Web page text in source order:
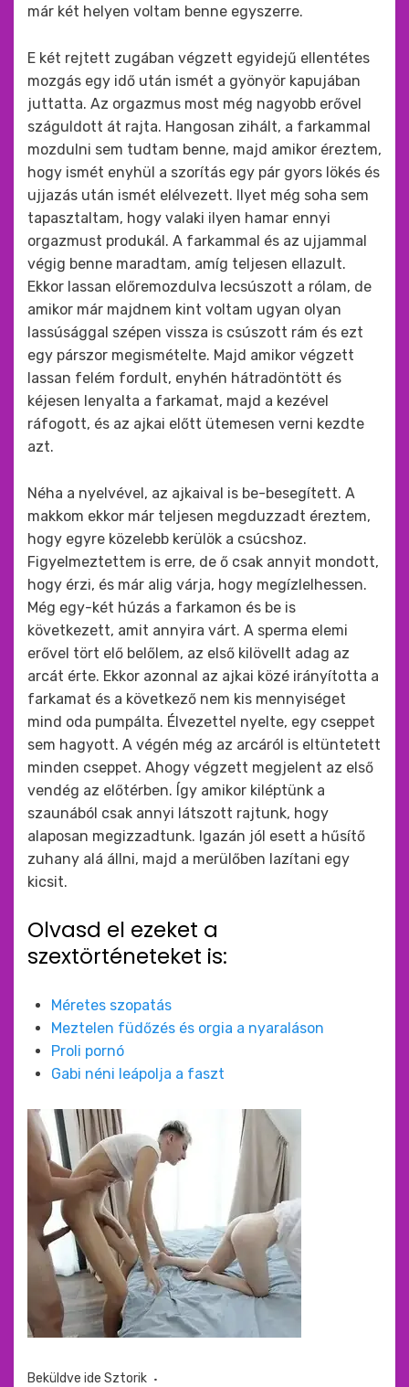
már két helyen voltam benne egyszerre.
E két rejtett zugában végzett egyidejű ellentétes
mozgás egy idő után ismét a gyönyör kapujában
juttatta. Az orgazmus most még nagyobb erővel
száguldott át rajta. Hangosan zihált, a farkammal
mozdulni sem tudtam benne, majd amikor éreztem,
hogy ismét enyhül a szorítás egy pár gyors lökés és
ujjazás után ismét elélvezett. Ilyet még soha sem
tapasztaltam, hogy valaki ilyen hamar ennyi
orgazmust produkál. A farkammal és az ujjammal
végig benne maradtam, amíg teljesen ellazult.
Ekkor lassan előremozdulva lecsúszott a rólam, de
amikor már majdnem kint voltam ugyan olyan
lassúsággal szépen vissza is csúszott rám és ezt
egy párszor megismételte. Majd amikor végzett
lassan felém fordult, enyhén hátradöntött és
kéjesen lenyalta a farkamat, majd a kezével
ráfogott, és az ajkai előtt ütemesen verni kezdte
azt.
Néha a nyelvével, az ajkaival is be-besegített. A
makkom ekkor már teljesen megduzzadt éreztem,
hogy egyre közelebb kerülök a csúcshoz.
Figyelmeztettem is erre, de ő csak annyit mondott,
hogy érzi, és már alig várja, hogy megízlelhessen.
Még egy-két húzás a farkamon és be is
következett, amit annyira várt. A sperma elemi
erővel tört elő belőlem, az első kilövellt adag az
arcát érte. Ekkor azonnal az ajkai közé irányította a
farkamat és a következő nem kis mennyiséget
mind oda pumpálta. Élvezettel nyelte, egy cseppet
sem hagyott. A végén még az arcáról is eltüntetett
minden cseppet. Ahogy végzett megjelent az első
vendég az előtérben. Így amikor kiléptünk a
szaunából csak annyi látszott rajtunk, hogy
alaposan megizzadtunk. Igazán jól esett a hűsítő
zuhany alá állni, majd a merülőben lazítani egy
kicsit.
Olvasd el ezeket a
szextörténeteket is:
Méretes szopatás
Meztelen füdőzés és orgia a nyaraláson
Proli pornó
Gabi néni leápolja a faszt
Beküldve ide Sztorik